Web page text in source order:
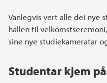
Vanlegvis vert alle dei nye
hallen til
sine nye studiekameratar
Studentar kjem